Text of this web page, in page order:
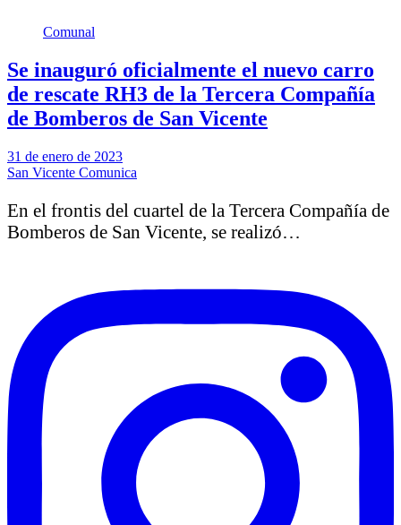
Comunal
Se inauguró oficialmente el nuevo carro
de rescate RH3 de la Tercera Compañía
de Bomberos de San Vicente
31 de enero de 2023
San Vicente Comunica
En el frontis del cuartel de la Tercera Compañía de
Bomberos de San Vicente, se realizó…